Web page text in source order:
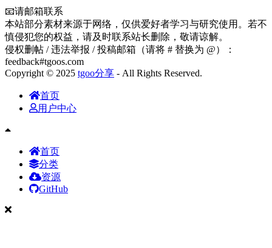
📧请邮箱联系
本站部分素材来源于网络，仅供爱好者学习与研究使用。若不
慎侵犯您的权益，请及时联系站长删除，敬请谅解。
侵权删帖 / 违法举报 / 投稿邮箱（请将 # 替换为 @）：
feedback#tgoos.com
Copyright © 2025 tgoo分享 - All Rights Reserved.
首页
用户中心
首页
分类
资源
GitHub